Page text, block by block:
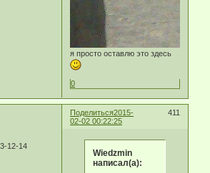
я просто оставлю это здесь
0
Поделиться 411
2015-
02-02 00:22:25
12-14
Wiedzmin
написал(а):